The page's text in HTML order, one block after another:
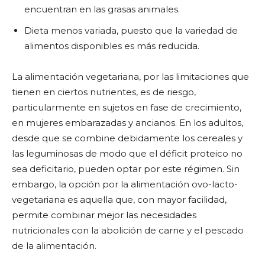
encuentran en las grasas animales.
Dieta menos variada, puesto que la variedad de
alimentos disponibles es más reducida.
La alimentación vegetariana, por las limitaciones que
tienen en ciertos nutrientes, es de riesgo,
particularmente en sujetos en fase de crecimiento,
en mujeres embarazadas y ancianos. En los adultos,
desde que se combine debidamente los cereales y
las leguminosas de modo que el déficit proteico no
sea deficitario, pueden optar por este régimen. Sin
embargo, la opción por la alimentación ovo-lacto-
vegetariana es aquella que, con mayor facilidad,
permite combinar mejor las necesidades
nutricionales con la abolición de carne y el pescado
de la alimentación.